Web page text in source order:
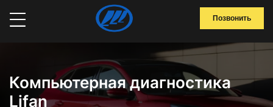
Позвонить
Компьютерная диагностика
Lifan